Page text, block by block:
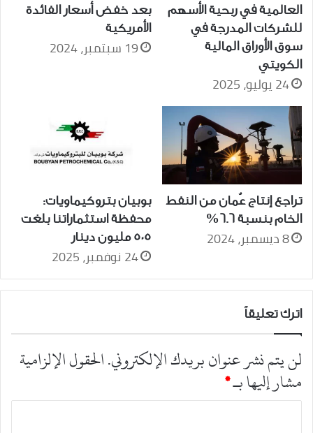
العالمية في ربحية الأسهم
للشركات المدرجة في
سوق الأوراق المالية
الكويتي
24 يوليو، 2025
بعد خفض أسعار الفائدة
الأمريكية
19 سبتمبر، 2024
تراجع إنتاج عُمان من النفط
الخام بنسبة 6.6%
8 ديسمبر، 2024
بوبيان بتروكيماويات:
محفظة استثماراتنا بلغت
505 مليون دينار
24 نوفمبر، 2025
اترك تعليقاً
لن يتم نشر عنوان بريدك الإلكتروني.الحقول الإلزامية
مشار إليها بـ*
ا